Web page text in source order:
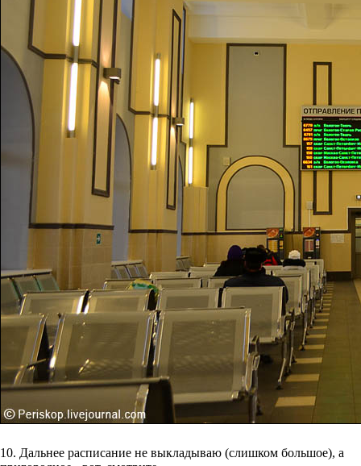
10. Дальнее расписание не выкладываю (слишком большое), а